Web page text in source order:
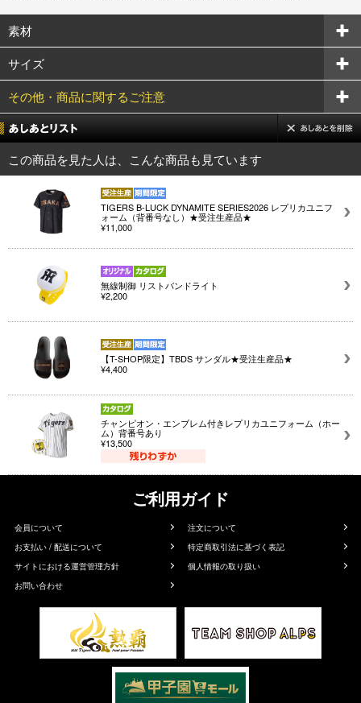
素材
サイズ
その他・商品に関するご注意
この商品を見た人は、こんな商品も見ています
TIGERS B-LUCK DYNAMITE SERIES2026 レプリカユニフ
ォーム（背番号なし）★受注生産品★
¥11,000
無線制御 リストバンドライト
¥2,200
【T-SHOP限定】TBDS サンダル★受注生産品★
¥4,400
チャンピオン・エンブレム付きレプリカユニフォーム（ホー
ム）背番号あり
¥13,500
ご利用ガイド
会員について
注文について
お支払い / 配送について
特定商取引法に基づく表記
サイトにおける運営管理方針
個人情報の取り扱い
お問い合わせ